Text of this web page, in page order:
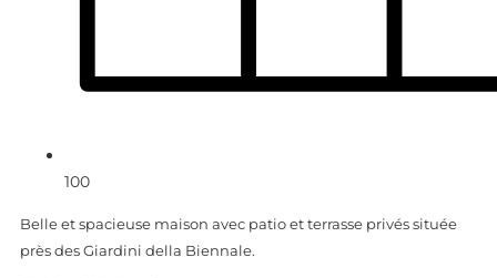
100
Belle et spacieuse maison avec patio et terrasse privés située
près des Giardini della Biennale.